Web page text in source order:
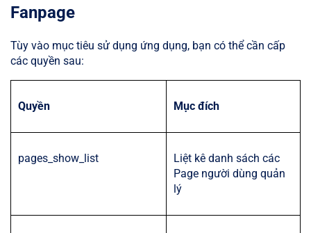
Fanpage
Tùy vào mục tiêu sử dụng ứng dụng, bạn có thể cần cấp
các quyền sau:
Quyền Mục đích
pages_show_list
Liệt kê danh sách các
Page người dùng quản
lý